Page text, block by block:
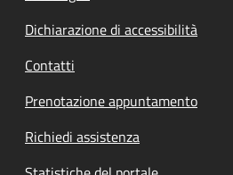
Dichiarazione di accessibilità
Contatti
Prenotazione appuntamento
Richiedi assistenza